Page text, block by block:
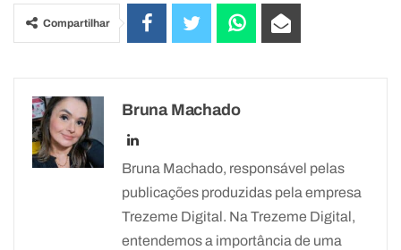
Compartilhar
Bruna Machado
Bruna Machado, responsável pelas
publicações produzidas pela empresa
Trezeme Digital. Na Trezeme Digital,
entendemos a importância de uma